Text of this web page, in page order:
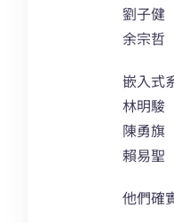
劉子健
余宗哲
嵌入式
林明駿
陳勇旗
賴易聖
他們確